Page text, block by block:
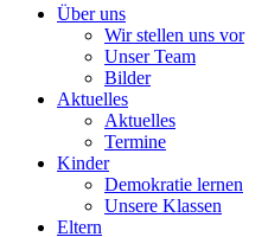
Über uns
Wir stellen uns vor
Unser Team
Bilder
Aktuelles
Aktuelles
Termine
Kinder
Demokratie lernen
Unsere Klassen
Eltern